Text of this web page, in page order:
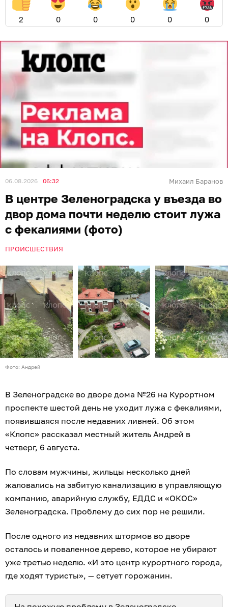
2 0 0 0 0 0
06.08.2026 06:32 Михаил Баранов
В центре Зеленоградска у въезда во
двор дома почти неделю стоит лужа
с фекалиями (фото)
ПРОИСШЕСТВИЯ
Фото: Андрей
В Зеленоградске во дворе дома №26 на Курортном
проспекте шестой день не уходит лужа с фекалиями,
появившаяся после недавних ливней. Об этом
«Клопс» рассказал местный житель Андрей в
четверг, 6 августа.
По словам мужчины, жильцы несколько дней
жаловались на забитую канализацию в управляющую
компанию, аварийную службу, ЕДДС и «ОКОС»
Зеленоградска. Проблему до сих пор не решили.
После одного из недавних штормов во дворе
осталось и поваленное дерево, которое не убирают
уже третью неделю. «И это центр курортного города,
где ходят туристы», — сетует горожанин.